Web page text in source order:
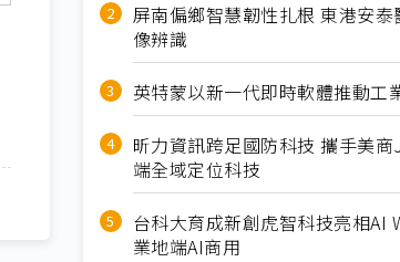
屏南偏鄉智慧韌性扎根 東港安泰
像辨識
英特蒙以新一代即時軟體推動工
昕力資訊跨足國防科技 攜手美
端全域定位科技
台科大育成新創虎智科技亮相AI
業地端AI商用